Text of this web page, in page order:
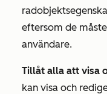
eftersom de
användare.
Tillåt alla att visa
kan visa och